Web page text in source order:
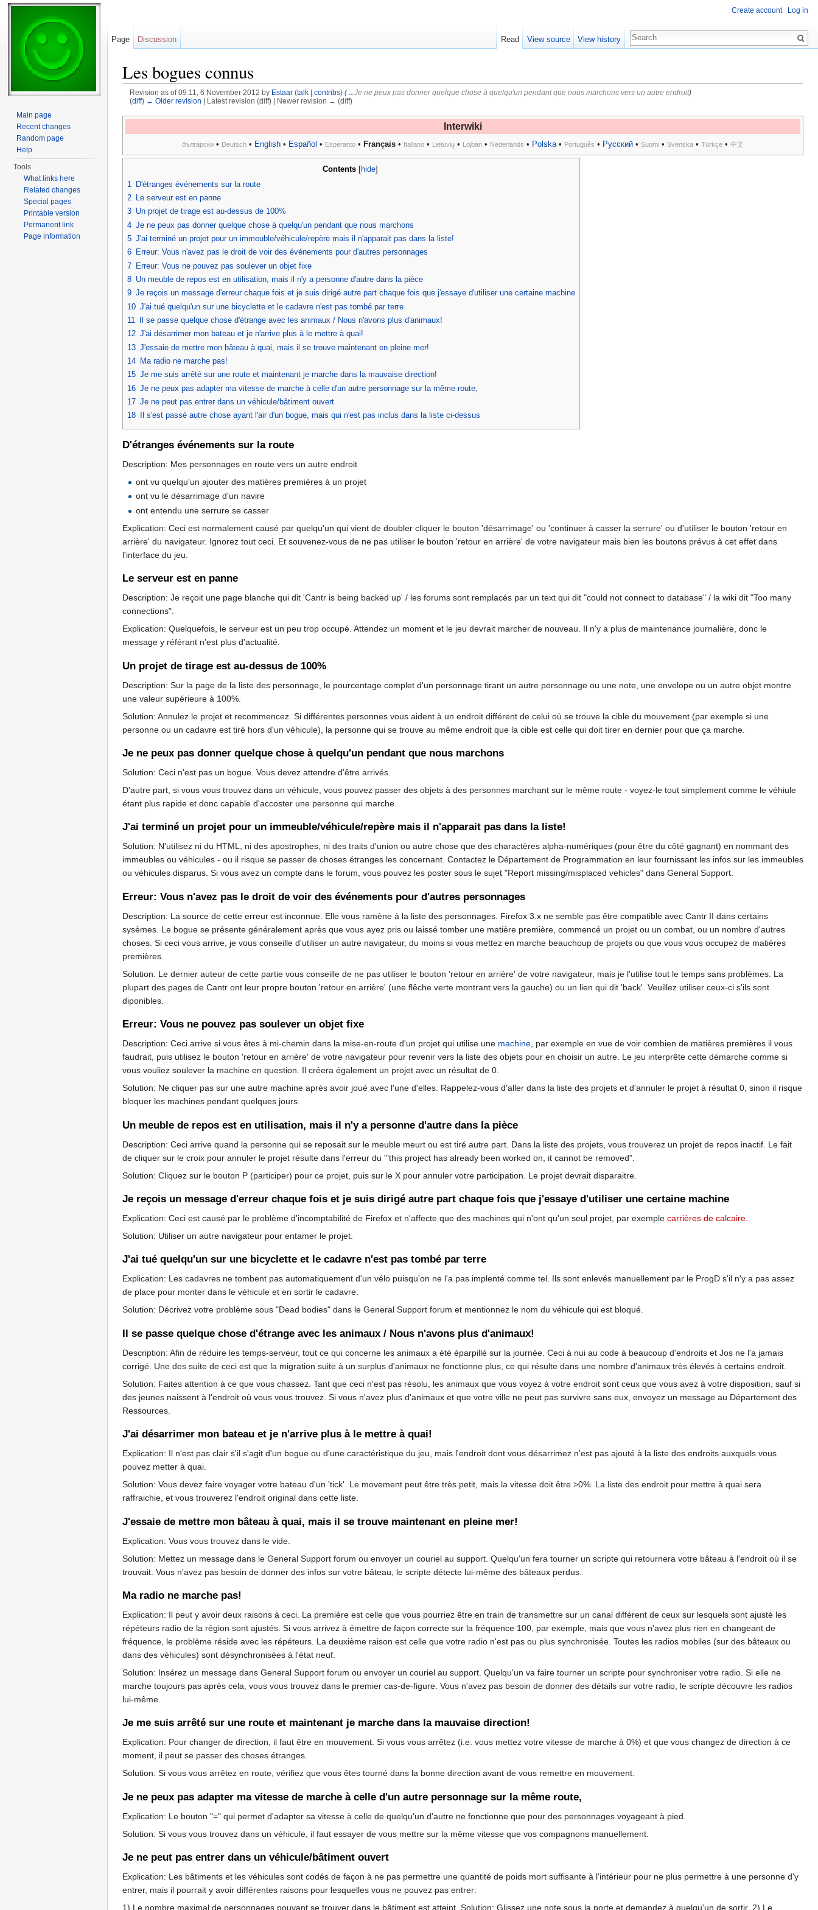
Les bogues connus
Revision as of 09:11, 6 November 2012 by Estaar (talk| contribs) (→Je ne peux pas donner quelque chose à quelqu'un pendant que nous marchons vers un autre endroit)
(diff) ← Older revision | Latest revision (diff) | Newer revision → (diff)
Interwiki
български • Deutsch • English • Español • Esperanto • Français • Italiano • Lietuvių • Lojban • Nederlands • Polska• Português • Русский • Suomi • Svenska • Türkçe • 中文
Contents[hide]
1
D'étranges événements sur la route
2
Le serveur est en panne
3 Un projet de tirage est au-dessus de 100%
4 Je ne peux pas donner quelque chose à quelqu'un pendant que nous marchons
5 J'ai terminé un projet pour un immeuble/véhicule/repère mais il n'apparait pas dans la liste!
6 Erreur: Vous n'avez pas le droit de voir des événements pour d'autres personnages
7 Erreur: Vous ne pouvez pas soulever un objet fixe
8 Un meuble de repos est en utilisation, mais il n'y a personne d'autre dans la pièce
9 Je reçois un message d'erreur chaque fois et je suis dirigé autre part chaque fois que j'essaye d'utiliser une certaine machine
10 J'ai tué quelqu'un sur une bicyclette et le cadavre n'est pas tombé par terre
11
Il se passe quelque chose d'étrange avec les animaux / Nous n'avons plus d'animaux!
12 J'ai désarrimer mon bateau et je n'arrive plus à le mettre à quai!
13 J'essaie de mettre mon bâteau à quai, mais il se trouve maintenant en pleine mer!
14 Ma radio ne marche pas!
15 Je me suis arrêté sur une route et maintenant je marche dans la mauvaise direction!
16 Je ne peux pas adapter ma vitesse de marche à celle d'un autre personnage sur la même route,
17 Je ne peut pas entrer dans un véhicule/bâtiment ouvert
18
Il s'est passé autre chose ayant l'air d'un bogue, mais qui n'est pas inclus dans la liste ci-dessus
D'étranges événements sur la route
Description: Mes personnages en route vers un autre endroit
ont vu quelqu'un ajouter des matières premières à un projet
ont vu le désarrimage d'un navire
ont entendu une serrure se casser
Explication: Ceci est normalement causé par quelqu'un qui vient de doubler cliquer le bouton 'désarrimage' ou 'continuer à casser la serrure' ou d'utiliser le bouton 'retour en
arrière' du navigateur. Ignorez tout ceci. Et souvenez-vous de ne pas utiliser le bouton 'retour en arrière' de votre navigateur mais bien les boutons prévus à cet effet dans
l'interface du jeu.
Le serveur est en panne
Description: Je reçoit une page blanche qui dit 'Cantr is being backed up' / les forums sont remplacés par un text qui dit "could not connect to database" / la wiki dit "Too many
connections".
Explication: Quelquefois, le serveur est un peu trop occupé. Attendez un moment et le jeu devrait marcher de nouveau. Il n'y a plus de maintenance journalière, donc le
message y référant n'est plus d'actualité.
Un projet de tirage est au-dessus de 100%
Description: Sur la page de la liste des personnage, le pourcentage complet d'un personnage tirant un autre personnage ou une note, une envelope ou un autre objet montre
une valeur supérieure à 100%.
Solution: Annulez le projet et recommencez. Si différentes personnes vous aident à un endroit différent de celui où se trouve la cible du mouvement (par exemple si une
personne ou un cadavre est tiré hors d'un véhicule), la personne qui se trouve au même endroit que la cible est celle qui doit tirer en dernier pour que ça marche.
Je ne peux pas donner quelque chose à quelqu'un pendant que nous marchons
Solution: Ceci n'est pas un bogue. Vous devez attendre d'être arrivés.
D'autre part, si vous vous trouvez dans un véhicule, vous pouvez passer des objets à des personnes marchant sur le même route - voyez-le tout simplement comme le véhiule
étant plus rapide et donc capable d'accoster une personne qui marche.
J'ai terminé un projet pour un immeuble/véhicule/repère mais il n'apparait pas dans la liste!
Solution: N'utilisez ni du HTML, ni des apostrophes, ni des traits d'union ou autre chose que des charactères alpha-numériques (pour être du côté gagnant) en nommant des
immeubles ou véhicules - ou il risque se passer de choses étranges les concernant. Contactez le Département de Programmation en leur fournissant les infos sur les immeubles
ou véhicules disparus. Si vous avez un compte dans le forum, vous pouvez les poster sous le sujet "Report missing/misplaced vehicles" dans General Support.
Erreur: Vous n'avez pas le droit de voir des événements pour d'autres personnages
Description: La source de cette erreur est inconnue. Elle vous ramène à la liste des personnages. Firefox 3.x ne semble pas être compatible avec Cantr II dans certains
sysèmes. Le bogue se présente généralement après que vous ayez pris ou laissé tomber une matière première, commencé un projet ou un combat, ou un nombre d'autres
choses. Si ceci vous arrive, je vous conseille d'utiliser un autre navigateur, du moins si vous mettez en marche beauchoup de projets ou que vous vous occupez de matières
premières.
Solution: Le dernier auteur de cette partie vous conseille de ne pas utiliser le bouton 'retour en arrière' de votre navigateur, mais je l'utilise tout le temps sans problèmes. La
plupart des pages de Cantr ont leur propre bouton 'retour en arrière' (une flêche verte montrant vers la gauche) ou un lien qui dit 'back'. Veuillez utiliser ceux-ci s'ils sont
diponibles.
Erreur: Vous ne pouvez pas soulever un objet fixe
Description: Ceci arrive si vous êtes à mi-chemin dans la mise-en-route d'un projet qui utilise une machine , par exemple en vue de voir combien de matières premières il vous
faudrait, puis utilisez le bouton 'retour en arrière' de votre navigateur pour revenir vers la liste des objets pour en choisir un autre. Le jeu interprête cette démarche comme si
vous vouliez soulever la machine en question. Il créera également un projet avec un résultat de 0.
Solution: Ne cliquer pas sur une autre machine après avoir joué avec l'une d'elles. Rappelez-vous d'aller dans la liste des projets et d'annuler le projet à résultat 0, sinon il risque
bloquer les machines pendant quelques jours.
Un meuble de repos est en utilisation, mais il n'y a personne d'autre dans la pièce
Description: Ceci arrive quand la personne qui se reposait sur le meuble meurt ou est tiré autre part. Dans la liste des projets, vous trouverez un projet de repos inactif. Le fait
de cliquer sur le croix pour annuler le projet résulte dans l'erreur du '"this project has already been worked on, it cannot be removed".
Solution: Cliquez sur le bouton P (participer) pour ce projet, puis sur le X pour annuler votre participation. Le projet devrait disparaitre.
Je reçois un message d'erreur chaque fois et je suis dirigé autre part chaque fois que j'essaye d'utiliser une certaine machine
Explication: Ceci est causé par le problème d'incomptabilité de Firefox et n'affecte que des machines qui n'ont qu'un seul projet, par exemple carrières de calcaire
Solution: Utiliser un autre navigateur pour entamer le projet.
J'ai tué quelqu'un sur une bicyclette et le cadavre n'est pas tombé par terre
Explication: Les cadavres ne tombent pas automatiquement d'un vélo puisqu'on ne l'a pas implenté comme tel. Ils sont enlevés manuellement par le ProgD s'il n'y a pas assez
de place pour monter dans le véhicule et en sortir le cadavre.
Solution: Décrivez votre problème sous "Dead bodies" dans le General Support forum et mentionnez le nom du véhicule qui est bloqué.
Il se passe quelque chose d'étrange avec les animaux / Nous n'avons plus d'animaux!
Description: Afin de réduire les temps-serveur, tout ce qui concerne les animaux a été éparpillé sur la journée. Ceci à nui au code à beaucoup d'endroits et Jos ne l'a jamais
corrigé. Une des suite de ceci est que la migration suite à un surplus d'animaux ne fonctionne plus, ce qui résulte dans une nombre d'animaux très élevés à certains endroit.
Solution: Faites attention à ce que vous chassez. Tant que ceci n'est pas résolu, les animaux que vous voyez à votre endroit sont ceux que vous avez à votre disposition, sauf si
des jeunes naissent à l'endroit où vous vous trouvez. Si vous n'avez plus d'animaux et que votre ville ne peut pas survivre sans eux, envoyez un message au Département des
Ressources.
J'ai désarrimer mon bateau et je n'arrive plus à le mettre à quai!
Explication: Il n'est pas clair s'il s'agit d'un bogue ou d'une caractéristique du jeu, mais l'endroit dont vous désarrimez n'est pas ajouté à la liste des endroits auxquels vous
pouvez metter à quai.
Solution: Vous devez faire voyager votre bateau d'un 'tick'. Le movement peut être très petit, mais la vitesse doit être >0%. La liste des endroit pour mettre à quai sera
raffraichie, et vous trouverez l'endroit original dans cette liste.
J'essaie de mettre mon bâteau à quai, mais il se trouve maintenant en pleine mer!
Explication: Vous vous trouvez dans le vide.
Solution: Mettez un message dans le General Support forum ou envoyer un couriel au support. Quelqu'un fera tourner un scripte qui retournera votre bâteau à l'endroit où il se
trouvait. Vous n'avez pas besoin de donner des infos sur votre bâteau, le scripte détecte lui-même des bâteaux perdus.
Ma radio ne marche pas!
Explication: Il peut y avoir deux raisons à ceci. La première est celle que vous pourriez être en train de transmettre sur un canal différent de ceux sur lesquels sont ajusté les
répéteurs radio de la région sont ajustés. Si vous arrivez à émettre de façon correcte sur la fréquence 100, par exemple, mais que vous n'avez plus rien en changeant de
fréquence, le problème réside avec les répéteurs. La deuxième raison est celle que votre radio n'est pas ou plus synchronisée. Toutes les radios mobiles (sur des bâteaux ou
dans des véhicules) sont désynchronisées à l'état neuf.
Solution: Insérez un message dans General Support forum ou envoyer un couriel au support. Quelqu'un va faire tourner un scripte pour synchroniser votre radio. Si elle ne
marche toujours pas après cela, vous vous trouvez dans le premier cas-de-figure. Vous n'avez pas besoin de donner des détails sur votre radio, le scripte découvre les radios
lui-même.
Je me suis arrêté sur une route et maintenant je marche dans la mauvaise direction!
Explication: Pour changer de direction, il faut être en mouvement. Si vous vous arrêtez (i.e. vous mettez votre vitesse de marche à 0%) et que vous changez de direction à ce
moment, il peut se passer des choses étranges.
Solution: Si vous vous arrêtez en route, vérifiez que vous êtes tourné dans la bonne direction avant de vous remettre en mouvement.
Je ne peux pas adapter ma vitesse de marche à celle d'un autre personnage sur la même route,
Explication: Le bouton "=" qui permet d'adapter sa vitesse à celle de quelqu'un d'autre ne fonctionne que pour des personnages voyageant à pied.
Solution: Si vous vous trouvez dans un véhicule, il faut essayer de vous mettre sur la même vitesse que vos compagnons manuellement.
Je ne peut pas entrer dans un véhicule/bâtiment ouvert
Explication: Les bâtiments et les véhicules sont codés de façon à ne pas permettre une quantité de poids mort suffisante à l'intérieur pour ne plus permettre à une personne d'y
entrer, mais il pourrait y avoir différentes raisons pour lesquelles vous ne pouvez pas entrer:
1) Le nombre maximal de personnages pouvant se trouver dans le bâtiment est atteint. Solution: Glissez une note sous la porte et demandez à quelqu'un de sortir. 2) Le
Create account Log in
Page Discussion Read View source View history
Main page
Recent changes
Random page
Help
Tools
What links here
Related changes
Special pages
Printable version
Permanent link
Page information